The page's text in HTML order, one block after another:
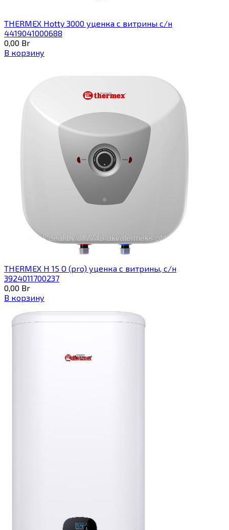
THERMEX Hotty 3000 уценка с витрины с/н
4419041000688
0,00 Br
В корзину
THERMEX H 15 O (pro) уценка с витрины, с/н
3924011700237
0,00 Br
В корзину